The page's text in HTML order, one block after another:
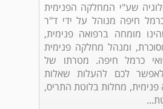
שע"י המחלקה הפנימית
חיפה מנוהל על ידי ד"ר
מומחה ברפואה פנימית,
וסוכרת, ומנהל מחלקה פנימית
כרמל חיפה. מטרתו של
לכם להעלות שאלות
פנימית, מחלות בלוטת התריס,